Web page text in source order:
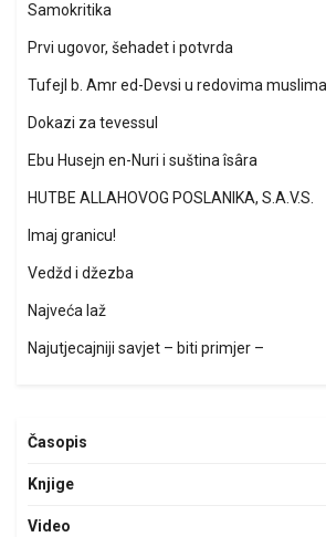
Samokritika
Prvi ugovor, šehadet i potvrda
Tufejl b. Amr ed-Devsi u redovima
Dokazi za tevessul
Ebu Husejn en-Nuri i suština îsâra
HUTBE ALLAHOVOG POSLANIKA, S.A.V.S.
Imaj granicu!
Vedžd i džezba
Najveća laž
Najutjecajniji savjet – biti primjer –
Časopis
Knjige
Video